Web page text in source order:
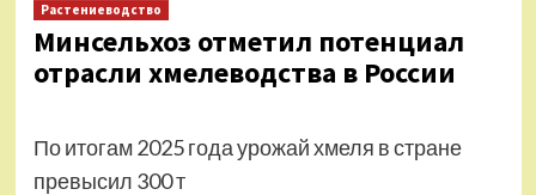
Растениеводство
Минсельхоз отметил потенциал
отрасли хмелеводства в России
По итогам 2025 года урожай хмеля в стране
превысил 300 т